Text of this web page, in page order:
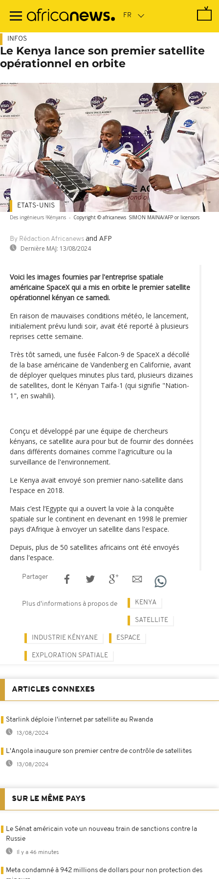
contenu
INFOS
Le Kenya lance son premier satellite
opérationnel en orbite
Des ingénieurs !Kényans - Copyright © africanews SIMON MAINA/AFP or licensors
By Rédaction Africanews and AFP
Dernière MAJ: 13/08/2024
ETATS-UNIS
Voici les images fournies par l'entreprise spatiale
américaine SpaceX qui a mis en orbite le premier satellite
opérationnel kényan ce samedi.
En raison de mauvaises conditions météo, le lancement,
initialement prévu lundi soir, avait été reporté à plusieurs
reprises cette semaine.
Très tôt samedi, une fusée Falcon-9 de SpaceX a décollé
de la base américaine de Vandenberg en Californie, avant
de déployer quelques minutes plus tard, plusieurs dizaines
de satellites, dont le Kényan Taifa-1 (qui signifie "Nation-
1", en swahili).
Conçu et développé par une équipe de chercheurs
kényans, ce satellite aura pour but de fournir des données
dans différents domaines comme l'agriculture ou la
surveillance de l'environnement.
Le Kenya avait envoyé son premier nano-satellite dans
l'espace en 2018.
Mais c’est l’Egypte qui a ouvert la voie à la conquête
spatiale sur le continent en devenant en 1998 le premier
pays d’Afrique à envoyer un satellite dans l'espace.
Depuis, plus de 50 satellites africains ont été envoyés
dans l'espace.
Partager
Plus d'informations à propos de KENYA
SATELLITE
INDUSTRIE KÉNYANE ESPACE
EXPLORATION SPATIALE
ARTICLES CONNEXES
Starlink déploie l'internet par satellite au Rwanda
13/08/2024
L'Angola inaugure son premier centre de contrôle de satellites
13/08/2024
SUR LE MÊME PAYS
Le Sénat américain vote un nouveau train de sanctions contre la
Russie
Il y a 46 minutes
Meta condamné à 942 millions de dollars pour non protection des